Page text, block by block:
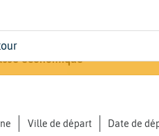
voyage
économique
Ville de départ Date de